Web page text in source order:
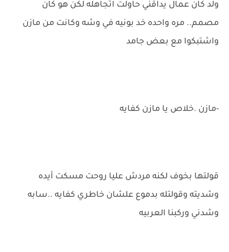
ولد كان عمال يداقني حاولت اتجاهله لكن هو كان
مصمم.. مره واحده خد بونيه في وشه وكانت من مازن
واشتبكوا مع بعض جامد
-مازن .خلاص يا مازن كفايه
قولتها بخوف لكنه مردش عليا روحت مسكت أيده
وشديته وقولتله بدموع علشان خاطري كفايه ..سابه
وشدني وركبنا العربيه